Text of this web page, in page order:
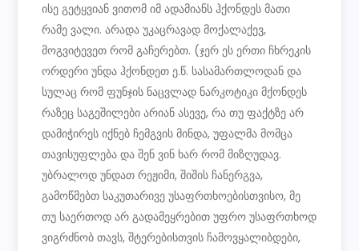
ისე გეტყვიან ვითომ იმ ადამიანს ჰქონდეს მათი
რამე ვალი. არადა უკაცრავად მოქალაქევ,
მოგვიტევეთ რომ გაჩერებთ. (ჯერ ეს ერთი ჩხრეკის
ორდერი უნდა ჰქონდეთ ე.წ. სასამართლოდან და
სულაც რომ ფუნჯის ნაცვლად ნარკოტიკი მქონდეს
რაზეც საგეშილები არიან ასევე, რა თუ ფაქტზე არ
დამიჭირეს იქნებ ჩემგვის მინდა, უფალმა მომცა
თავისუფლება და შენ ვინ ხარ რომ მიზღუდავ.
უბრალოდ უნდათ რეჟიმი, შიშის ჩანერგვა,
გამოწმებთ საკუთარივე უსაფრთხოებისთვისო, მე
თუ საერთოდ არ გადამეყრებით უფრო უსაფრთხოდ
ვიგრძნობ თავს, შტერებისთვის ჩამოვყალიბდები,